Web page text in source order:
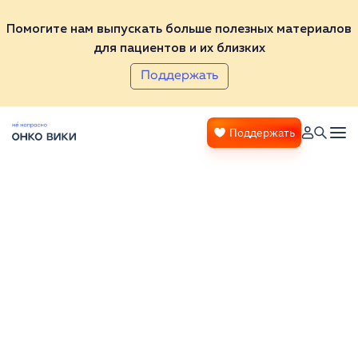
Помогите нам выпускать больше полезных материалов
для пациентов и их близких
Поддержать
Поддержать